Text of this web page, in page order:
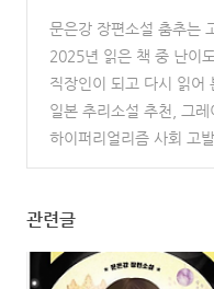
문은강 장편소설 춤추는
거리 및 후기 | 캄보디아
의 이야기
(2)
2025년 읽은 책 중 난이
의 '구토'
(1)
직장인이 되고 다시 읽어
(1)
일본 추리소설 추천, 그
즈아키)
(2)
하이퍼리얼리즘 사회 고
관련글